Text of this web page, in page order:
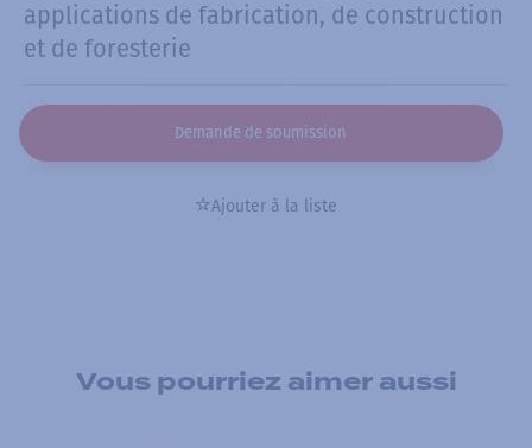
applications de fabrication, de construction
et de foresterie
Demande de soumission
Ajouter à la liste
Vous pourriez aimer aussi